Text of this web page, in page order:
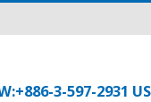
3-597-2931